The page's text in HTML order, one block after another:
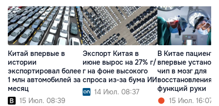
Китай впервые в
истории
экспортировал более
1 млн автомобилей за
месяц
15 Июл. 08:39
Экспорт Китая в
июне вырос на 27% г/
г на фоне высокого
спроса из-за бума ИИ
14 Июл. 08:37
В Китае пациенту
впервые
чип в мозг для
восстановления
функций руки
15 Июл. 16:07